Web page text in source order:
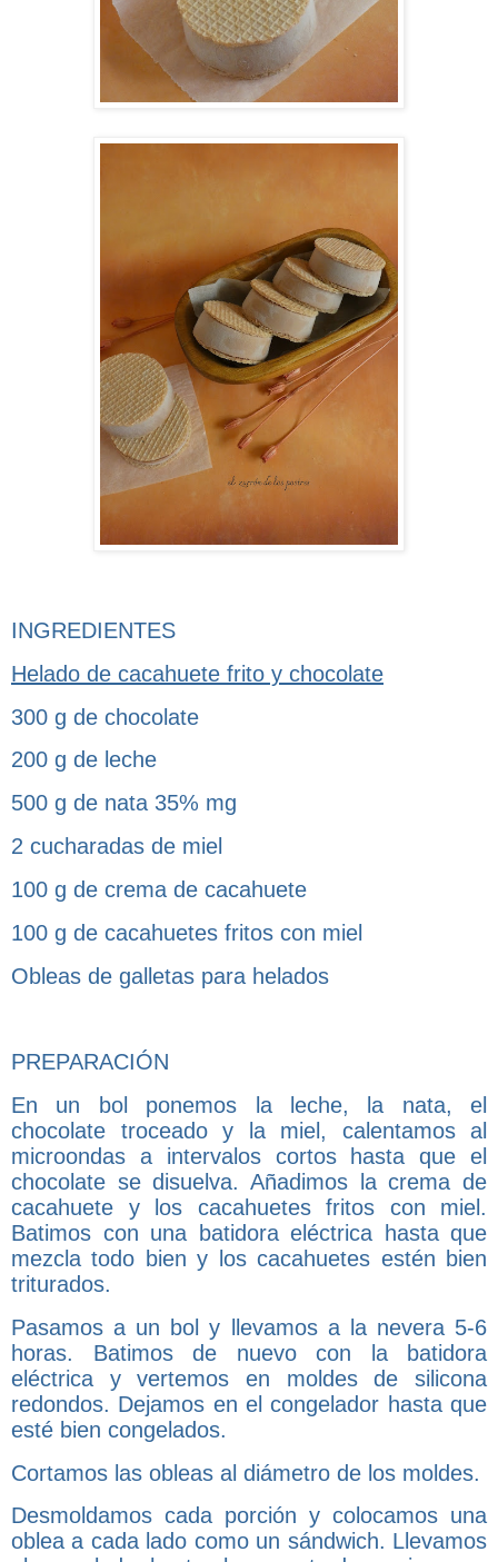
INGREDIENTES
Helado de cacahuete frito y chocolate
300 g de chocolate
200 g de leche
500 g de nata 35% mg
2 cucharadas de miel
100 g de crema de cacahuete
100 g de cacahuetes fritos con miel
Obleas de galletas para helados
PREPARACIÓN
En un bol ponemos la leche, la nata, el
chocolate troceado y la miel, calentamos al
microondas a intervalos cortos hasta que el
chocolate se disuelva. Añadimos la crema de
cacahuete y los cacahuetes fritos con miel.
Batimos con una batidora eléctrica hasta que
mezcla todo bien y los cacahuetes estén bien
triturados.
Pasamos a un bol y llevamos a la nevera 5-6
horas. Batimos de nuevo con la batidora
eléctrica y vertemos en moldes de silicona
redondos. Dejamos en el congelador hasta que
esté bien congelados.
Cortamos las obleas al diámetro de los moldes.
Desmoldamos cada porción y colocamos una
oblea a cada lado como un sándwich. Llevamos